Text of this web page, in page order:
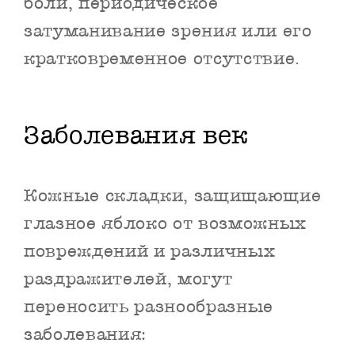
затуманивание зрения или его
кратковременное отсутствие.
Заболевания век
Кожные складки, защищающие
глазное яблоко от возможных
повреждений и различных
раздражителей, могут
переносить разнообразные
заболевания: